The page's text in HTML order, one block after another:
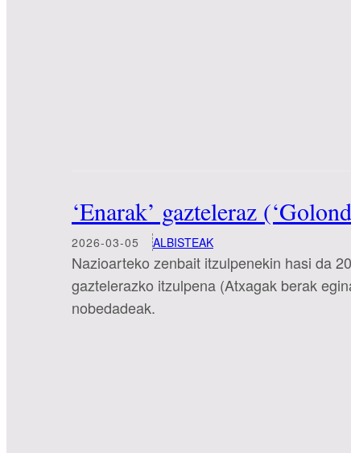
‘Enarak’ gazteleraz
2026-03-05 ALBISTEAK
Nazioarteko zenbait itzulpenekin hasi da
gaztelerazko itzulpena (Atxagak berak
nobedadeak.